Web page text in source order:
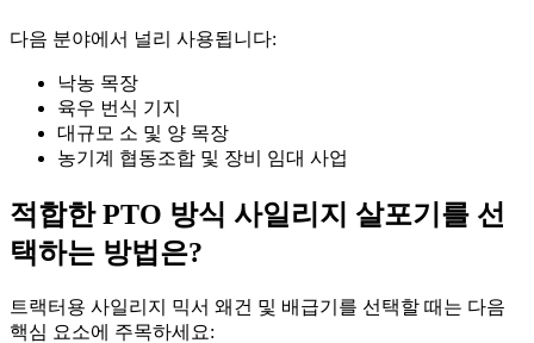
다음 분야에서 널리 사용됩니다:
낙농 목장
육우 번식 기지
대규모 소 및 양 목장
농기계 협동조합 및 장비 임대 사업
적합한 PTO 방식 사일리지 살포기를 선
택하는 방법은?
트랙터용 사일리지 믹서 왜건 및 배급기를 선택할 때는 다음
핵심 요소에 주목하세요: